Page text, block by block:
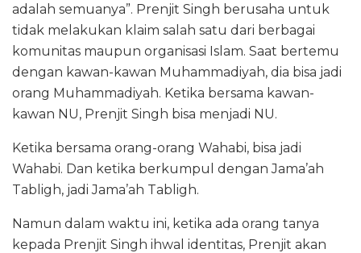
adalah semuanya”. Prenjit Singh berusaha untuk
tidak melakukan klaim salah satu dari berbagai
komunitas maupun organisasi Islam. Saat bertemu
dengan kawan-kawan Muhammadiyah, dia bisa jadi
orang Muhammadiyah. Ketika bersama kawan-
kawan NU, Prenjit Singh bisa menjadi NU.
Ketika bersama orang-orang Wahabi, bisa jadi
Wahabi. Dan ketika berkumpul dengan Jama’ah
Tabligh, jadi Jama’ah Tabligh.
Namun dalam waktu ini, ketika ada orang tanya
kepada Prenjit Singh ihwal identitas, Prenjit akan